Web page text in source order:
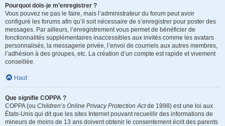
Pourquoi dois-je m’enregistrer ?
Vous pouvez ne pas le faire, mais l’administrateur du forum peut avoir
configuré les forums afin qu’il soit nécessaire de s’enregistrer pour poster des
messages. Par ailleurs, l’enregistrement vous permet de bénéficier de
fonctionnalités supplémentaires inaccessibles aux invités comme les avatars
personnalisés, la messagerie privée, l’envoi de courriels aux autres membres,
l’adhésion à des groupes, etc. La création d’un compte est rapide et vivement
conseillée.
Haut
Que signifie COPPA ?
COPPA (ou Children’s Online Privacy Protection Actde 1998) est une loi aux
États-Unis qui dit que les sites Internet pouvant recueillir des informations de
mineurs de moins de 13 ans doivent obtenir le consentement écrit des parents